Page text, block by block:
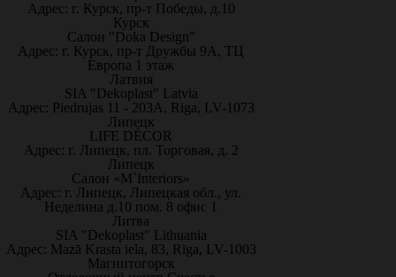
Адрес: г. Курск, пр-т Победы, д.10
Курск
Салон "Doka Design"
Адрес: г. Курск, пр-т Дружбы 9А, ТЦ
Европа 1 этаж
Латвия
SIA "Dekoplast" Latvia
Адрес: Piedrujas 11 - 203A, Riga, LV-1073
Липецк
LIFE DÉCOR
Адрес: г. Липецк, пл. Торговая, д. 2
Липецк
Салон «M`Interiors»
Адрес: г. Липецк, Липецкая обл., ул.
Неделина д.10 пом. 8 офис 1
Литва
SIA "Dekoplast" Lithuania
Адрес: Mazā Krasta iela, 83, Rīga, LV-1003
Магнитогорск